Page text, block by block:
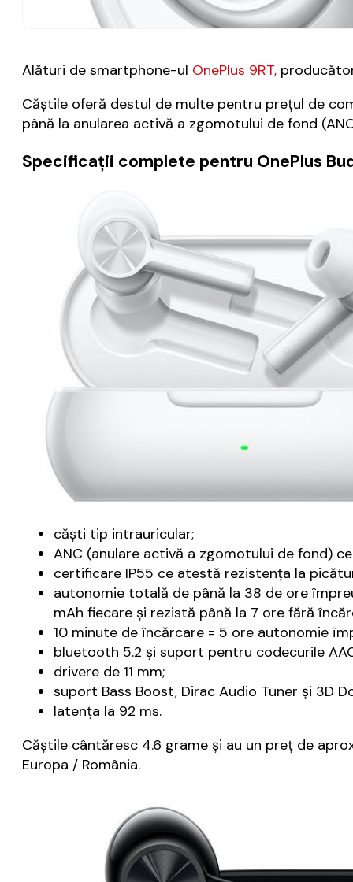
Alături de smartphone-ul OnePlus 9RT,
Căştile oferă destul de multe pentru preţul de
până la anularea activă a zgomotului de fond
Specificaţii complete pentru OnePlus
căşti tip intrauricular;
ANC (anulare activă a zgomotului de fond)
certificare IP55 ce atestă rezistenţa la
autonomie totală de până la 38 de ore
mAh fiecare şi rezistă până la 7 ore fără
10 minute de încărcare = 5 ore autonomie
bluetooth 5.2 şi suport pentru codecurile
drivere de 11 mm;
suport Bass Boost, Dirac Audio Tuner şi 3D
latenţa la 92 ms.
Căştile cântăresc 4.6 grame şi au un preţ de
Europa / România.